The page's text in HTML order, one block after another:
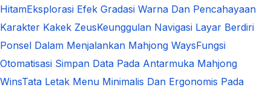
HitamEksplorasi Efek Gradasi Warna Dan Pencahayaan
Karakter Kakek ZeusKeunggulan Navigasi Layar Berdiri
Ponsel Dalam Menjalankan Mahjong WaysFungsi
Otomatisasi Simpan Data Pada Antarmuka Mahjong
WinsTata Letak Menu Minimalis Dan Ergonomis Pada